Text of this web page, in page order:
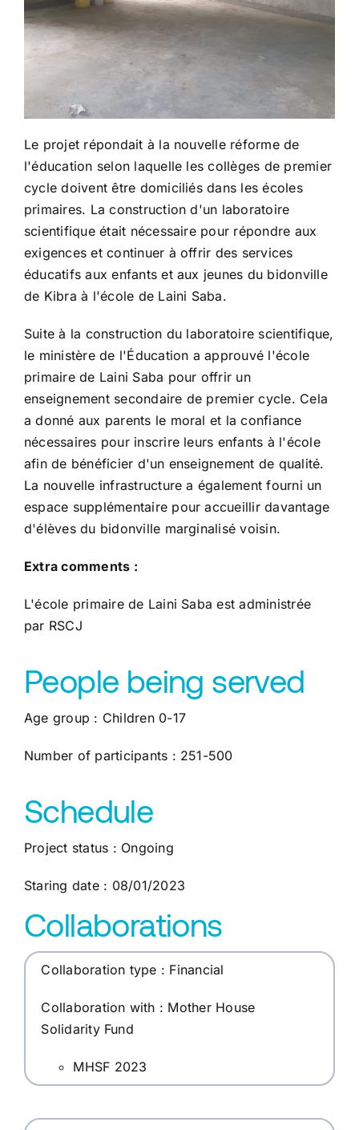
Le projet répondait à la nouvelle réforme de
l'éducation selon laquelle les collèges de premier
cycle doivent être domiciliés dans les écoles
primaires. La construction d'un laboratoire
scientifique était nécessaire pour répondre aux
exigences et continuer à offrir des services
éducatifs aux enfants et aux jeunes du bidonville
de Kibra à l'école de Laini Saba.
Suite à la construction du laboratoire scientifique,
le ministère de l'Éducation a approuvé l'école
primaire de Laini Saba pour offrir un
enseignement secondaire de premier cycle. Cela
a donné aux parents le moral et la confiance
nécessaires pour inscrire leurs enfants à l'école
afin de bénéficier d'un enseignement de qualité.
La nouvelle infrastructure a également fourni un
espace supplémentaire pour accueillir davantage
d'élèves du bidonville marginalisé voisin.
Extra comments :
L'école primaire de Laini Saba est administrée
par RSCJ
People being served
Age group : Children 0-17
Number of participants : 251-500
Schedule
Project status : Ongoing
Staring date : 08/01/2023
Collaborations
Collaboration type : Financial
Collaboration with : Mother House
Solidarity Fund
MHSF 2023